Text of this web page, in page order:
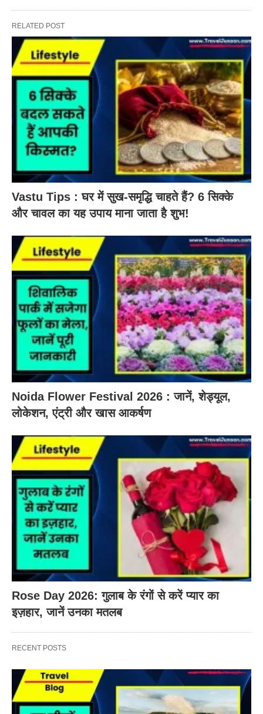
RELATED POST
Vastu Tips : घर में सुख-समृद्धि चाहते हैं? 6 सिक्के
और चावल का यह उपाय माना जाता है शुभ!
Noida Flower Festival 2026 : जानें, शेड्यूल,
लोकेशन, एंट्री और खास आकर्षण
Rose Day 2026: गुलाब के रंगों से करें प्यार का
इज़हार, जानें उनका मतलब
RECENT POSTS